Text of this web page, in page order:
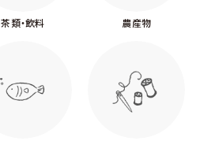
茶類・飲料 農産物